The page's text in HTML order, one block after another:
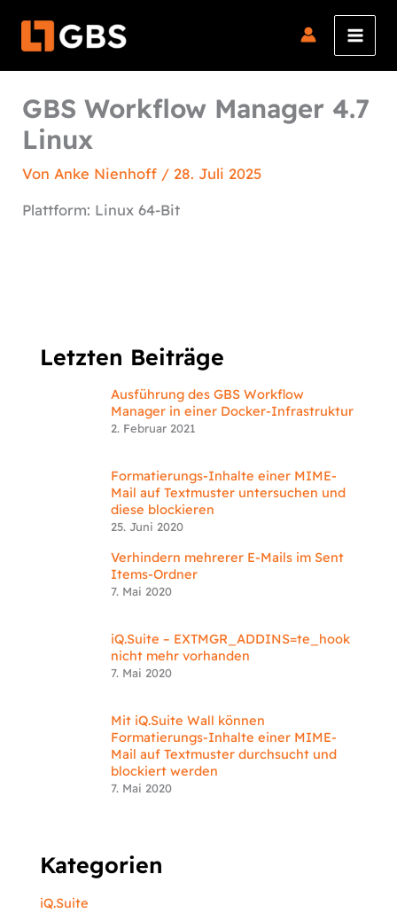
Inhalt
GBS Workflow Manager 4.7
Linux
Von Anke Nienhoff / 28. Juli 2025
Plattform: Linux 64-Bit
Letzten Beiträge
Ausführung des GBS Workflow
Manager in einer Docker-Infrastruktur
2. Februar 2021
Formatierungs-Inhalte einer MIME-
Mail auf Textmuster untersuchen und
diese blockieren
25. Juni 2020
Verhindern mehrerer E-Mails im Sent
Items-Ordner
7. Mai 2020
iQ.Suite – EXTMGR_ADDINS=te_hook
nicht mehr vorhanden
7. Mai 2020
Mit iQ.Suite Wall können
Formatierungs-Inhalte einer MIME-
Mail auf Textmuster durchsucht und
blockiert werden
7. Mai 2020
Kategorien
iQ.Suite